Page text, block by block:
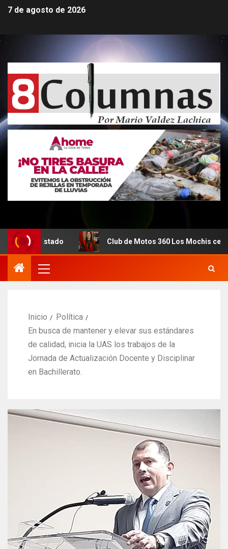
7 de agosto de 2026
Club de Motos 360 Los Mochis celebra 7mo.
Inicio
Política
En busca de mantener y elevar sus estándares
de calidad, inicia la UAS los trabajos de la
Jornada de Actualización Docente y Disciplinar
en Bachillerato.